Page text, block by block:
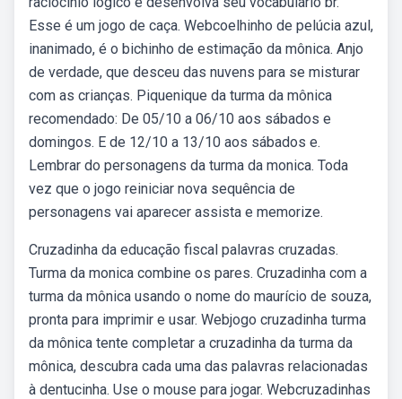
Esse é um jogo de caça. Webcoelhinho de pelúcia azul,
inanimado, é o bichinho de estimação da mônica. Anjo
de verdade, que desceu das nuvens para se misturar
com as crianças. Piquenique da turma da mônica
recomendado: De 05/10 a 06/10 aos sábados e
domingos. E de 12/10 a 13/10 aos sábados e.
Lembrar do personagens da turma da monica. Toda
vez que o jogo reiniciar nova sequência de
personagens vai aparecer assista e memorize.
Cruzadinha da educação fiscal palavras cruzadas.
Turma da monica combine os pares. Cruzadinha com a
turma da mônica usando o nome do maurício de souza,
pronta para imprimir e usar. Webjogo cruzadinha turma
da mônica tente completar a cruzadinha da turma da
mônica, descubra cada uma das palavras relacionadas
à dentucinha. Use o mouse para jogar. Webcruzadinhas